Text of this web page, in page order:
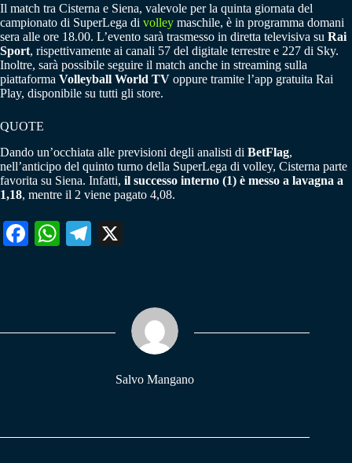
Il match tra Cisterna e Siena, valevole per la quinta giornata del
campionato di SuperLega di volley maschile, è in programma domani
sera alle ore 18.00. L’evento sarà trasmesso in diretta televisiva su Rai
Sport, rispettivamente ai canali 57 del digitale terrestre e 227 di Sky.
Inoltre, sarà possibile seguire il match anche in streaming sulla
piattaforma Volleyball World TV oppure tramite l’app gratuita Rai
Play, disponibile su tutti gli store.
QUOTE
Dando un’occhiata alle previsioni degli analisti di BetFlag,
nell’anticipo del quinto turno della SuperLega di volley, Cisterna parte
favorita su Siena. Infatti, il successo interno (1) è messo a lavagna a
1,18, mentre il 2 viene pagato 4,08.
Fa W
pp
Te
m
Salvo Mangano